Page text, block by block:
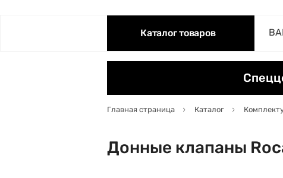
Каталог товаров
Главная страница Каталог
Донные клапаны